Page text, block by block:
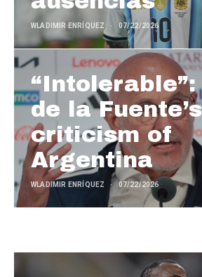
WLADIMIR ENRÍQUEZ 07/22/2026
“Intolerable”:
de la
criticism of
Argentina
WLADIMIR ENRÍQUEZ 07/22/2026